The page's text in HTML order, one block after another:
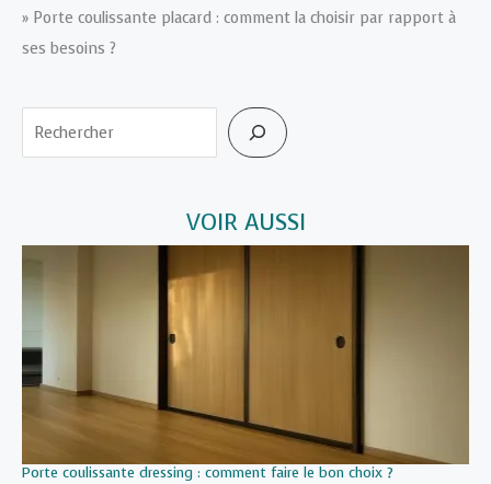
» Porte coulissante placard : comment la choisir par rapport à
ses besoins ?
Rechercher
VOIR AUSSI
Porte coulissante dressing : comment faire le bon choix ?